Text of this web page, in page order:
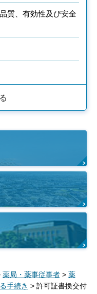
質、有効性及び安全
薬局・薬事従事者 > 薬
手続き > 許可証書換交付